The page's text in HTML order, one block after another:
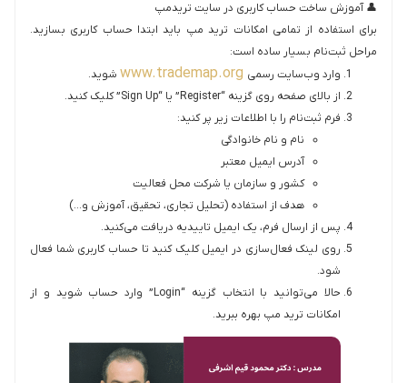
👤 آموزش ساخت حساب کاربری در سایت تریدمپ
برای استفاده از تمامی امکانات ترید مپ باید ابتدا حساب کاربری بسازید.
مراحل ثبت‌نام بسیار ساده است:
وارد وب‌سایت رسمی
شوید.
از بالای صفحه روی گزینه “Register” یا “Sign Up” کلیک کنید.
فرم ثبت‌نام را با اطلاعات زیر پر کنید:
نام و نام خانوادگی
آدرس ایمیل معتبر
کشور و سازمان یا شرکت محل فعالیت
هدف از استفاده (تحلیل تجاری، تحقیق، آموزش و…)
پس از ارسال فرم، یک ایمیل تاییدیه دریافت می‌کنید.
روی لینک فعال‌سازی در ایمیل کلیک کنید تا حساب کاربری شما فعال
شود.
حالا می‌توانید با انتخاب گزینه “Login” وارد حساب شوید و از
امکانات ترید مپ بهره ببرید.